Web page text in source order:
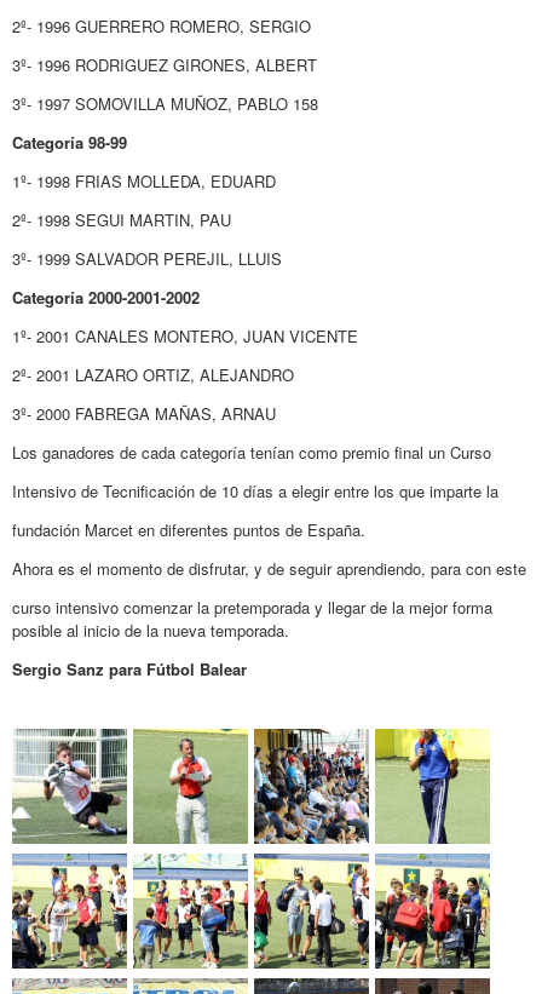
2º- 1996 GUERRERO ROMERO, SERGIO
3º- 1996 RODRIGUEZ GIRONES, ALBERT
3º- 1997 SOMOVILLA MUÑOZ, PABLO 158
Categoría 98-99
1º- 1998 FRIAS MOLLEDA, EDUARD
2º- 1998 SEGUI MARTIN, PAU
3º- 1999 SALVADOR PEREJIL, LLUIS
Categoría 2000-2001-2002
1º- 2001 CANALES MONTERO, JUAN VICENTE
2º- 2001 LAZARO ORTIZ, ALEJANDRO
3º- 2000 FABREGA MAÑAS, ARNAU
Los ganadores de cada categoría tenían como premio final un Curso
Intensivo de Tecnificación de 10 días a elegir entre los que imparte la
fundación Marcet en diferentes puntos de España.
Ahora es el momento de disfrutar, y de seguir aprendiendo, para con este
curso intensivo comenzar la pretemporada y llegar de la mejor forma
posible al inicio de la nueva temporada.
Sergio Sanz para Fútbol Balear